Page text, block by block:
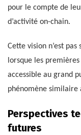
pour le compte de
d’activité on-chain.
Cette vision n’est
lorsque les
accessible au grand
phénomène similaire
Perspectives
futures